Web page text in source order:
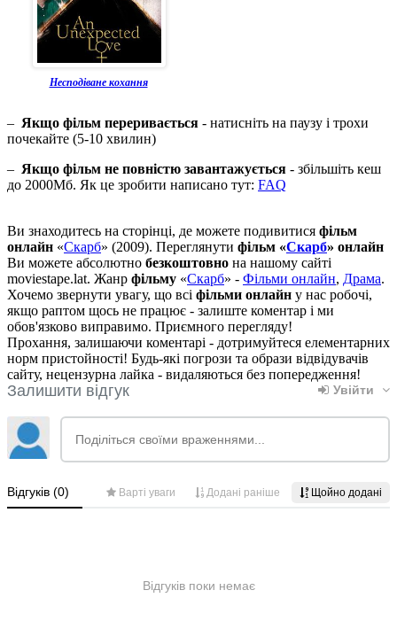
Несподіване кохання
– Якщо фільм переривається - натисніть на паузу і трохи
почекайте (5-10 хвилин)
– Якщо фільм не повністю завантажується - збільшіть кеш
до 2000Мб. Як це зробити написано тут: FAQ
Ви знаходитесь на сторінці, де можете подивитися фільм
онлайн «Скарб» (2009). Переглянути фільм «Скарб» онлайн
Ви можете абсолютно безкоштовно на нашому сайті
moviestape.lat. Жанр фільму «Скарб» - Фільми онлайн, Драма.
Хочемо звернути увагу, що всі фільми онлайн у нас робочі,
якщо раптом щось не працює - залиште коментар і ми
обов'язково виправимо. Приємного перегляду!
Прохання, залишаючи коментарі - дотримуйтеся елементарних
норм пристойності! Будь-які погрози та образи відвідувачів
сайту, нецензурна лайка - видаляються без попередження!